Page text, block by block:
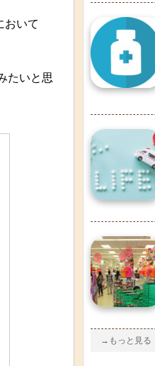
おいて
たいと思
→もっと見る